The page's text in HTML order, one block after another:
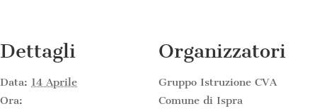
Dettagli
Data: 14 Aprile
Ora:
Organizzatori
Gruppo Istruzione CVA
Comune di Ispra